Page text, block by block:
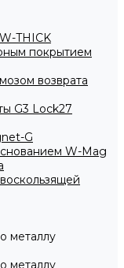
THICK
покрытием
возврата
G3 Lock27
G
W-Mag
металлу
металлу